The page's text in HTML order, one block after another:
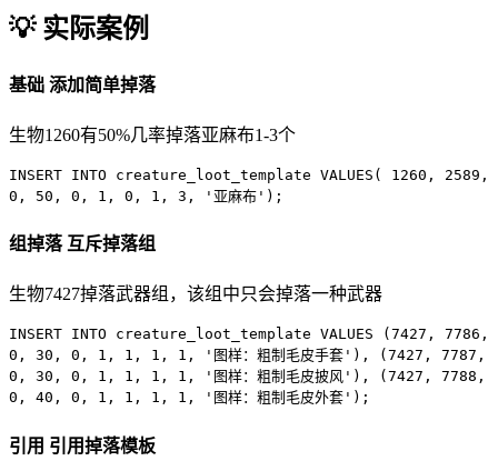
💡 实际案例
基础 添加简单掉落
生物1260有50%几率掉落亚麻布1-3个
INSERT INTO creature_loot_template VALUES ( 1260 , 2589 ,
0 , 50 , 0 , 1 , 0 , 1 , 3 , '亚麻布' );
组掉落互斥掉落组
生物7427掉落武器组，该组中只会掉落一种武器
INSERT INTO creature_loot_template VALUES ( 7427 , 7786 ,
0 , 30 , 0 , 1 , 1 , 1 , 1 , '图样：粗制毛皮手套' ), ( 7427 , 7787 ,
0 , 30 , 0 , 1 , 1 , 1 , 1 , '图样：粗制毛皮披风' ), ( 7427 , 7788 ,
0 , 40 , 0 , 1 , 1 , 1 , 1 , '图样：粗制毛皮外套' );
引用 引用掉落模板